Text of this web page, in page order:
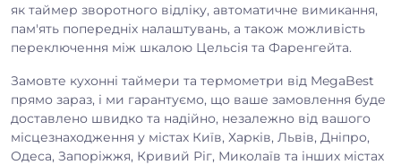
як таймер зворотного відліку, автоматичне вимикання,
пам'ять попередніх налаштувань, а також можливість
переключення між шкалою Цельсія та Фаренгейта.
Замовте кухонні таймери та термометри від MegaBest
прямо зараз, і ми гарантуємо, що ваше замовлення буде
доставлено швидко та надійно, незалежно від вашого
місцезнаходження у містах Київ, Харків, Львів, Дніпро,
Одеса, Запоріжжя, Кривий Ріг, Миколаїв та інших містах